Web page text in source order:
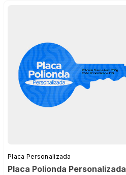
Placa Personalizada
Placa Polionda Personalizada